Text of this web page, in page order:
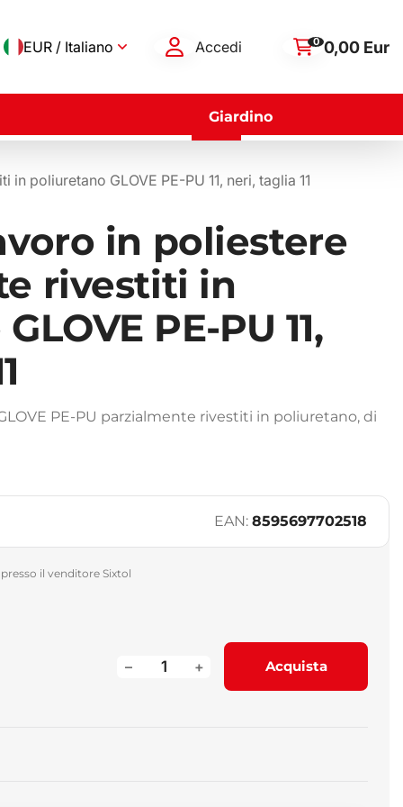
EUR / Italiano Accedi 0 0,00 Eur
Giardino
poliuretano GLOVE PE-PU 11, neri, taglia 11
in poliestere
rivestiti in
PE-PU 11,
PE-PU parzialmente rivestiti in poliuretano, di
EAN: 8595697702518
il venditore Sixtol
+
– Acquista